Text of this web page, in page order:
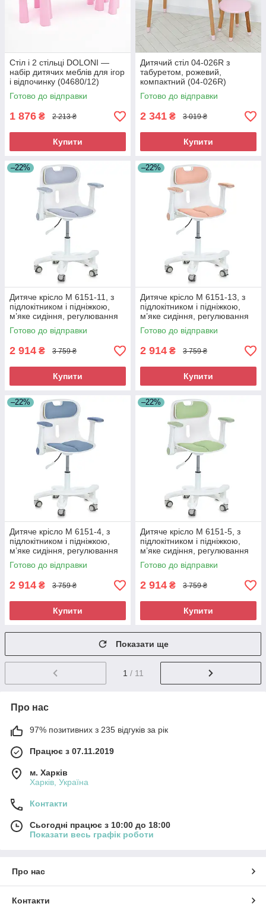
Стіл і 2 стільці DOLONI —
набір дитячих меблів для ігор
і відпочинку (04680/12)
Готово до відправки
1 876 ₴ 2 213 ₴
Купити
Дитячий стіл 04-026R з
табуретом, рожевий,
компактний (04-026R)
Готово до відправки
2 341 ₴ 3 019 ₴
Купити
–22%
Дитяче крісло M 6151-11, з
підлокітником і підніжкою,
м’яке сидіння, регулювання
висоти, сіре (M 6151-11)
Готово до відправки
2 914 ₴ 3 759 ₴
Купити
–22%
Дитяче крісло M 6151-13, з
підлокітником і підніжкою,
м’яке сидіння, регулювання
висоти, персикове (M 6151-
13)
Готово до відправки
2 914 ₴ 3 759 ₴
Купити
–22%
Дитяче крісло M 6151-4, з
підлокітником і підніжкою,
м’яке сидіння, регулювання
висоти, синє (M 6151-4)
Готово до відправки
2 914 ₴ 3 759 ₴
Купити
–22%
Дитяче крісло M 6151-5, з
підлокітником і підніжкою,
м’яке сидіння, регулювання
висоти, зелене (M 6151-5)
Готово до відправки
2 914 ₴ 3 759 ₴
Купити
Показати ще
1 / 11
Про нас
97% позитивних з 235 відгуків за рік
Працює з 07.11.2019
м. Харків
Харків, Україна
Контакти
Сьогодні працює з 10:00 до 18:00
Показати весь графік роботи
Про нас
Контакти